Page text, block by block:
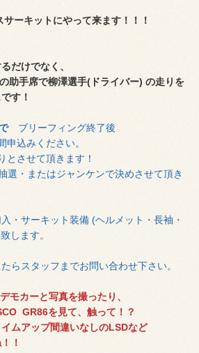
ーキットにやって来ます！！！
だけでなく、
の助手席で柳澤選手(ドライバー) の走りを
す！
で ブリーフィング終了後
申込みください。
させて頂きます！
・またはジャンケンで決めさせて頂き
・サーキット装備 (ヘルメット・長袖・
します。
らスタッフまでお問い合わせ下さい。
モカーと写真を撮ったり、
GR86を見て、触って！？
ムアップ間違いなしのLSDなど
！